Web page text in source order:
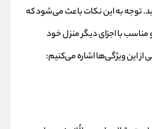
توجه به این نکات باعث می‌شود که
مناسب با اجزای دیگر منزل خود
از این ویژگی‌ها اشاره می‌کنیم: